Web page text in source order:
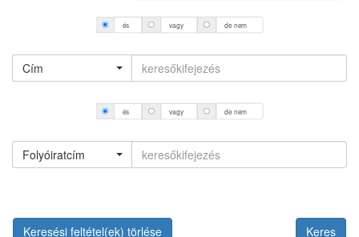
és vagy de nem
Cím
és vagy de nem
Folyóiratcím
Keresési feltétel(ek) törlése